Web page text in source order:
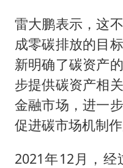
雷大鹏表示，这
成零碳排放的目
新明确了碳资产
步提供碳资产相
金融市场，进一
促进碳市场机制作
2021年12月，